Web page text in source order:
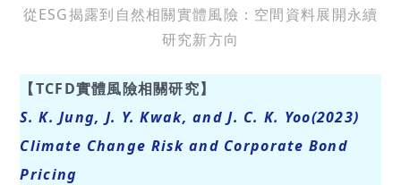
從ESG揭露到自然相關實體風險：空間資料展開永續
研究新方向
【TCFD實體風險相關研究】
S. K. Jung, J. Y. Kwak, and J. C. K. Yoo(2023)
Climate Change Risk and Corporate Bond
Pricing